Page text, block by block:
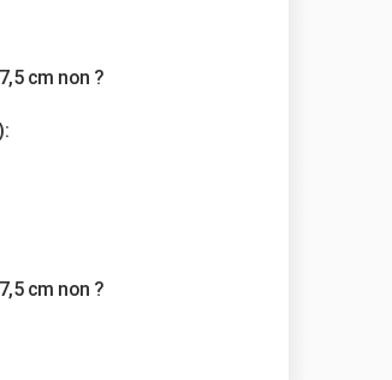
cm non ?
cm non ?